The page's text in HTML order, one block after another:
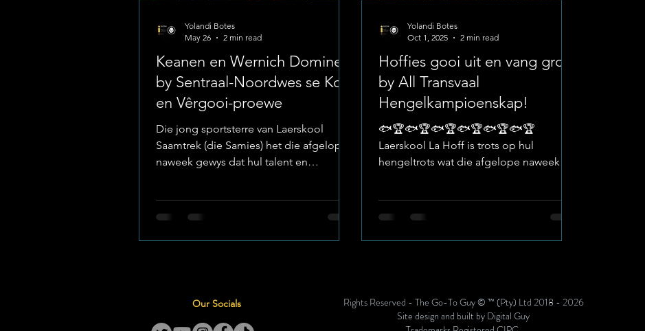
Keanen en Wernich Domineer
by Sentraal-Noordwes se Kol-
en Vêrgooi-proewe
Die jong sportsterre van Laerskool
Saamtrek (die Samies) het die afgelope
naweek gewys dat hul talent en
kranige hengel-atlete, Keanen van
skool se naam hoog gehou tydens die
by die Mooirivier in Potchefstroom
plaasgevun het, het die streek se beste
Yolandi Botes
May 26
2 min read
Hoffies gooi uit en vang groot
by All Transvaal
Hengelkampioenskap!
🐟🏆🐟🏆🐟🏆🐟🏆🐟🏆🐟🏆
Laerskool La Hoff is trots op hul
hengeltrots wat die afgelope naweek hul
Yolandi Botes
Oct 1, 2025
2 min read
Our Socials
Rights Reserved - The Go-To Guy © ™ (Pty) Ltd 2018 - 2026
Site design and built by Digital Guy